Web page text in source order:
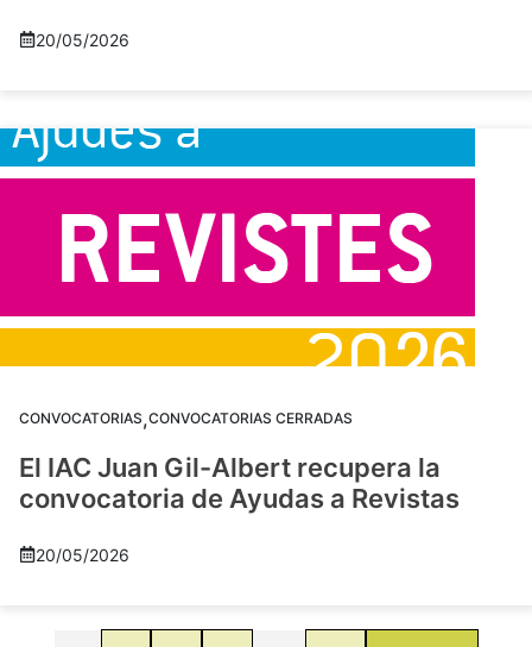
20/05/2026
CONVOCATORIAS,CONVOCATORIAS CERRADAS
El IAC Juan Gil-Albert recupera la
convocatoria de Ayudas a Revistas
20/05/2026